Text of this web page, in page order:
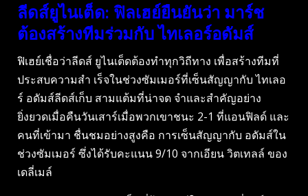
ลีดส์ยูไนเต็ด: ฟิลเฮย์ยืนยันว่า มาร์ช
ต้องสร้างทีมร่วมกับ ไทเลอร์อดัมส์
ฟิเฮย์เชื่อว่าลีดส์ ยูไนเต็ดต้องทําทุกวิถีทาง เพื่อสร้างทีมที่
ประสบความสํา เร็จในช่วงซัมเมอร์ที่เซ็นสัญญากับ ไทเลอ
ร์ อดัมส์ลีดส์เก็บ สามแต้มที่น่าจด จําและสําคัญอย่าง
ยิ่งยวดเมื่อคืนวันเสาร์เมื่อพวกเขาชนะ 2-1 ที่แอนฟิลด์ และ
คนที่เข้ามา ชื่นชมอย่างสูงคือ การเซ็นสัญญากับ อดัมส์ใน
ช่วงซัมเมอร์ ซึ่งได้รับคะแนน 9/10 จากเอียน วิตเทลล์ ของ
เดลี่เมล์